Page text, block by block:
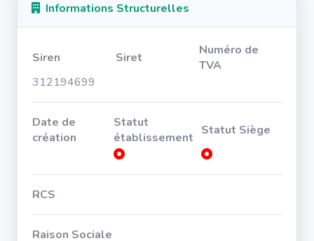
Informations Structurelles
Siren Siret
Numéro de
TVA
312194699
Date de
création
Statut
établissement Statut Siège
RCS
Raison Sociale